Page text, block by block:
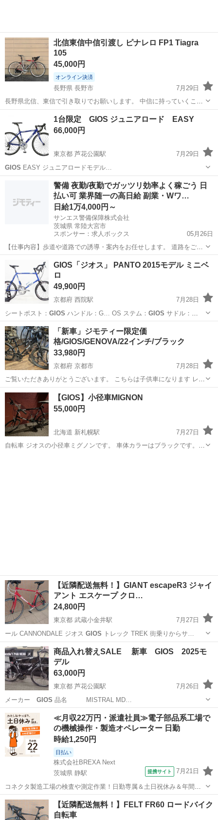
北信東信中信引渡し ピナレロ FP1 Tiagra
105
45,000円
オンライン決済
長野県 長野市
7月29日
長野県北信、東信で引き取りでお願いします。 中信に持っていくこと
も可能です。 行ける範囲でしたらこちらで運ぶこともできます。 ピナ
レロ FP1です。 カーボンバックのフレームで、サイズは460sです。
(フォークとシ...
ロードバイク
1台限定 GIOS ジュニアロード EASY
66,000円
東京都 芦花公園駅
7月29日
GIOS
EASY ジュニアロードモデル…
世田谷区 芦花公園駅 ロードバイク MIYATA
警備 夜勤/夜勤でガッツリ効率よく稼ごう 日
払い可 業界随一の高日給 副業・Wワ…
日給1万4,000円～
サンエス警備保障株式会社
茨城県 常陸大宮市
スポンサー：求人ボックス
05月26日
【仕事内容】歩道や道路での誘導・案内をお任せします。 道路をご利
用される車両や歩行者の方が安全に安心して通行するために適切に誘
導してください。 勤務地へは直行直帰OKです! <未経験でも安心!!> 丁
寧な研修20hで基本的な知識を...
GIOS「ジオス」 PANTO 2015モデル ミニベ
ロ
49,900円
京都府 西院駅
7月28日
シートポスト： GIOS ハンドル：G… OS ステム： GIOS サドル：
SA…
京都 京都市 西院駅 GIOS
「新車」ジモティー限定価
格/GIOS/GENOVA/22インチ/ブラック
33,980円
京都府 京都市
7月28日
ご覧いただきありがとうございます。 こちらは子供車になります レボ
シフター、前後変速機、カセットスプロケットにSHIMANOパーツを使
用しているため 変速はスムーズで安定感があります。 フロントサスペ
ンション付き...
京都 京都市 マウンテンバイク
【GIOS】小径車MIGNON
55,000円
北海道 新札幌駅
7月27日
自転車 ジオスの小径車ミグノンです。 車体カラーはブラックです。
【近隣配送無料！】GIANT escapeR3 ジャイ
アント エスケープ クロ…
24,800円
東京都 武蔵小金井駅
7月27日
ール CANNONDALE ジオス GIOS トレック TREK 街乗りからサ…
東京 小平市 武蔵小金井駅 クロスバイク
商品入れ替えSALE 新車 GIOS 2025モ
デル
63,000円
東京都 芦花公園駅
7月26日
メーカー GIOS 品名 MISTRAL MD…
東京 世田谷区 芦花公園駅 クロスバイク GIOS
≪月収22万円・派遣社員≫電子部品系工場で
の機械操作・製造オペレーター 日勤
時給1,250円
日払い
株式会社BREXA Next
茨城県 静駅
提携サイト 7月21日
コネクタ製造工場の検査や測定作業！日勤専属＆土日祝休み＆年間休
日128日★クリーンルーム内作業★マイカー通勤OK＆無料駐車場あり
★就業先食堂利用可！日払い制度あり！《茨城県常陸大宮市》 人気の
工場のお仕事 ◇コネクタ製造工...
茨城 常陸大宮市 静駅 その他
【近隣配送無料！】FELT FR60 ロードバイク
自転車